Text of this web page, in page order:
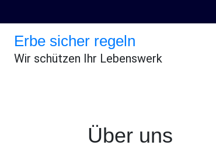
Erbe sicher regeln
Wir schützen Ihr Lebenswerk
Über uns